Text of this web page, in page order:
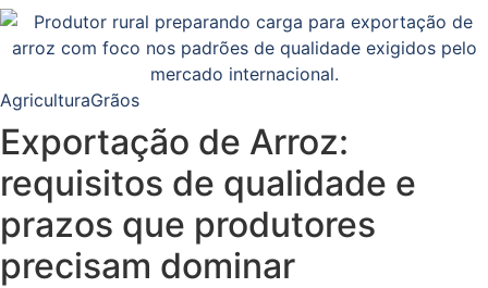
AgriculturaGrãos
Exportação de Arroz:
requisitos de qualidade e
prazos que produtores
precisam dominar